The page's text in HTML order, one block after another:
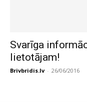
Svarīga
lietotājam!
Brivbridis.lv - 26/06/2016